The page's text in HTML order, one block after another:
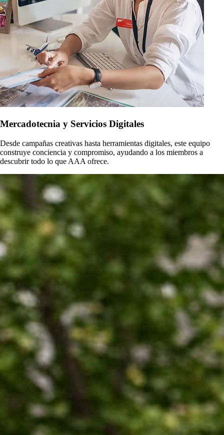
Mercadotecnia y Servicios Digitales
Desde campañas creativas hasta herramientas digitales, este equipo
construye conciencia y compromiso, ayudando a los miembros a
descubrir todo lo que AAA ofrece.